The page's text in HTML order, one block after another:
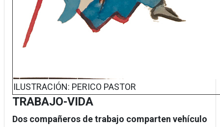
ILUSTRACIÓN: PERICO PASTOR
TRABAJO-VIDA
Dos compañeros de trabajo comparten vehículo